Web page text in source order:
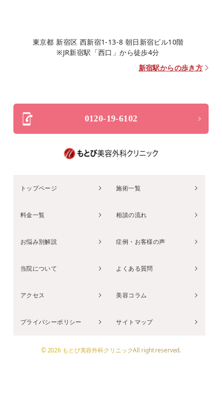
東京都 新宿区 西新宿1-13-8 朝日新宿ビル10階
※JR新宿駅「西口」から徒歩4分
新宿駅からの歩き方
0120-19-6102
トップページ 施術一覧
料金一覧 相談の流れ
お悩み別解説 症例・お客様の声
当院について よくある質問
アクセス 美容コラム
プライバシーポリシー サイトマップ
© 2026 もとび美容外科クリニックAll right reserved.